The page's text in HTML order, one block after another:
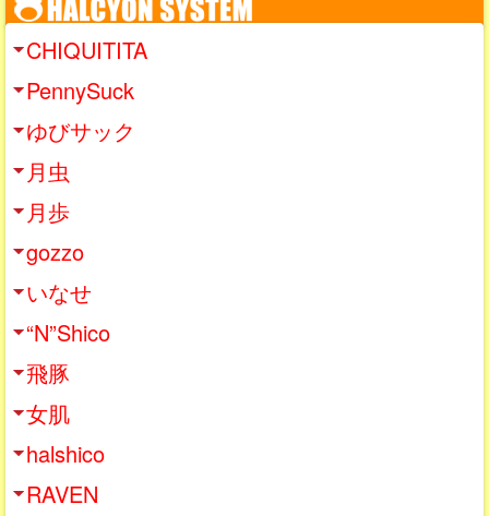
CHIQUITITA
PennySuck
ゆびサック
月虫
月歩
gozzo
いなせ
“N”Shico
飛豚
女肌
halshico
RAVEN